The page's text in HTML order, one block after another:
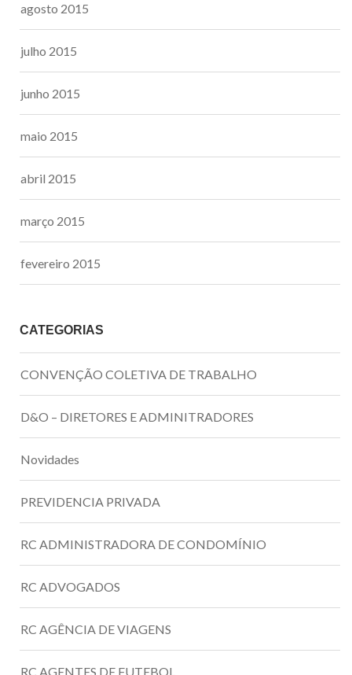
agosto 2015
julho 2015
junho 2015
maio 2015
abril 2015
março 2015
fevereiro 2015
CATEGORIAS
CONVENÇÃO COLETIVA DE TRABALHO
D&O – DIRETORES E ADMINITRADORES
Novidades
PREVIDENCIA PRIVADA
RC ADMINISTRADORA DE CONDOMÍNIO
RC ADVOGADOS
RC AGÊNCIA DE VIAGENS
RC AGENTES DE FUTEBOL